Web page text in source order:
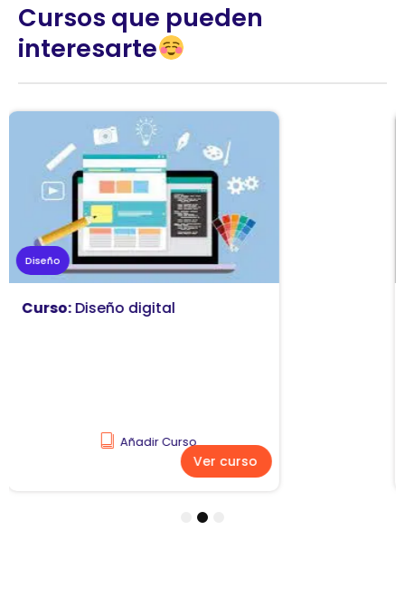
Cursos que pueden
interesarte
Marketing
Curso:Diseño y comunicación
Añadir Curso
Ver curso